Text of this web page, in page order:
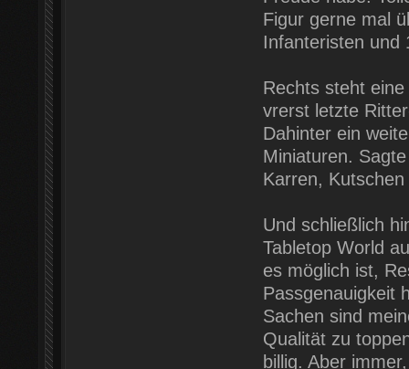
Figur gerne mal
Infanteristen und
Rechts steht
vrerst letzte
Dahinter ein
Miniaturen.
Karren,
Und schließlich
Tabletop World
es möglich ist,
Passgenauigkeit
Sachen sind
Qualität zu
billig. Aber